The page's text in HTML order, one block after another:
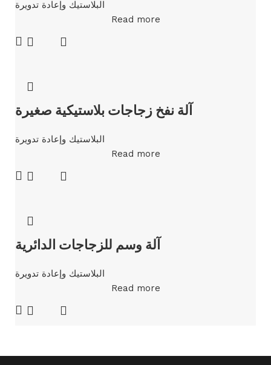
البلاستيك وإعادة تدويرة
Read more
آلة نفخ زجاجات بلاستيكية صغيرة
البلاستيك وإعادة تدويرة
Read more
آلة وسم للزجاجات الدائرية
البلاستيك وإعادة تدويرة
Read more